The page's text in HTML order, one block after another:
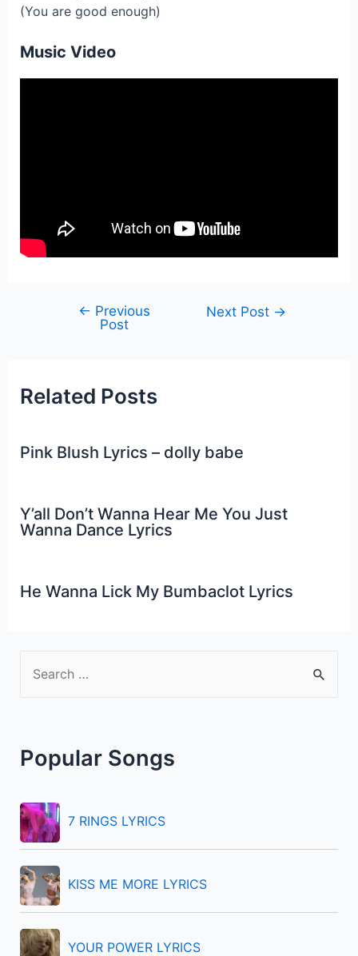
(You are good enough)
Music Video
navigation
← Previous
Post
Next Post →
Related Posts
Pink Blush Lyrics – dolly babe
Y’all Don’t Wanna Hear Me You Just
Wanna Dance Lyrics
He Wanna Lick My Bumbaclot Lyrics
c
f
o
r
:
Popular Songs
7 RINGS LYRICS
KISS ME MORE LYRICS
YOUR POWER LYRICS